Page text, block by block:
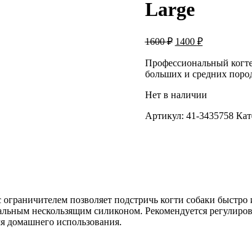
Large
1600₽ Первоначальная
составляла
1600 ₽.
1400 ₽Текущая
1400 ₽.
Профессиональный
больших и средних
Нет в наличии
Артикул: 41-3435758
позволяет подстричь когти собаки
нескользящим силиконом. Рекомендуется
домашнего использования.